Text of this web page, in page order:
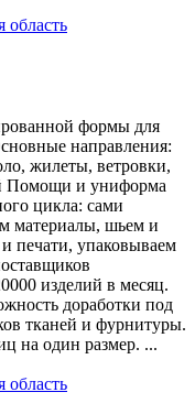
область
формы для
направления:
жилеты, ветровки,
Помощи и униформа
цикла: сами
материалы, шьем и
печати, упаковываем
изделий в месяц.
доработки под
тканей и фурнитуры.
на один размер. ...
область